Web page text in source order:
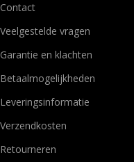
Contact
Veelgestelde vragen
Garantie en klachten
Betaalmogelijkheden
Leveringsinformatie
Verzendkosten
Retourneren